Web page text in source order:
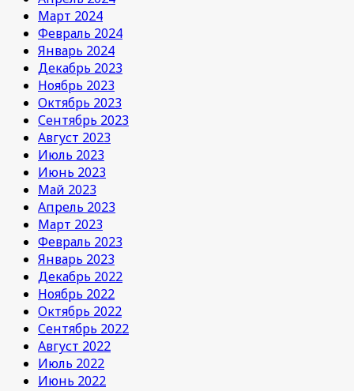
Март 2024
Февраль 2024
Январь 2024
Декабрь 2023
Ноябрь 2023
Октябрь 2023
Сентябрь 2023
Август 2023
Июль 2023
Июнь 2023
Май 2023
Апрель 2023
Март 2023
Февраль 2023
Январь 2023
Декабрь 2022
Ноябрь 2022
Октябрь 2022
Сентябрь 2022
Август 2022
Июль 2022
Июнь 2022